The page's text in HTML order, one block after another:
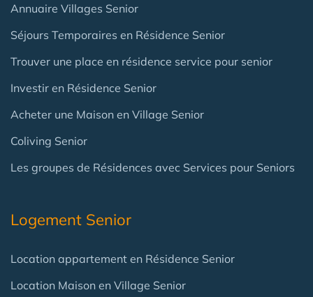
Annuaire Villages Senior
Séjours Temporaires en Résidence Senior
Trouver une place en résidence service pour senior
Investir en Résidence Senior
Acheter une Maison en Village Senior
Coliving Senior
Les groupes de Résidences avec Services pour Seniors
Logement Senior
Location appartement en Résidence Senior
Location Maison en Village Senior